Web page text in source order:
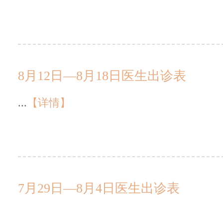
8月12日—8月18日医生出诊表
... 【详情】
7月29日—8月4日医生出诊表